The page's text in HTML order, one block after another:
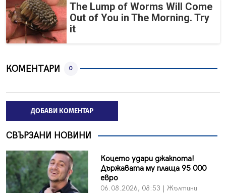
The Lump of Worms Will Come
Out of You in The Morning. Try
it
КОМЕНТАРИ 0
ДОБАВИ КОМЕНТАР
СВЪРЗАНИ НОВИНИ
Коцето удари джакпота!
Държавата му плаща 95 000
евро
06.08.2026, 08:53 | Жълтини